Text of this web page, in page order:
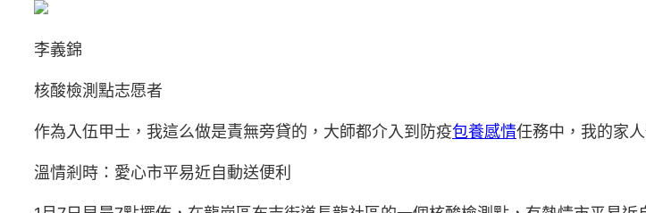
李義錦
核酸檢測點志愿者
作為入伍甲士，我這么做是責無旁貸的，大師都介入到防疫包養感情任務中，我的家
溫情剎時：愛心市平易近自動送便利